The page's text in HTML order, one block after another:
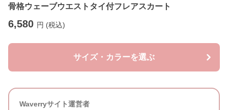
骨格ウェーブウエストタイ付フレアスカート
6,580 円 (税込)
サイズ・カラーを選ぶ
Waverryサイト運営者